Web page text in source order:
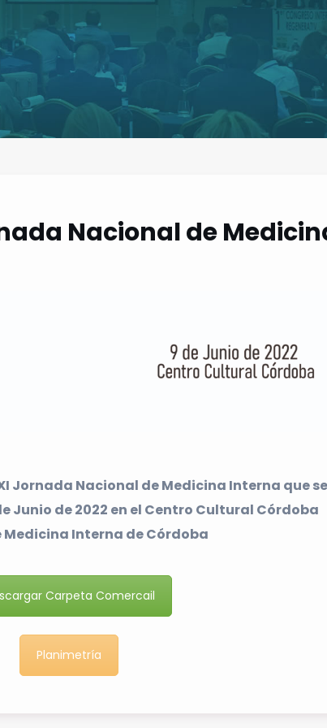
Nacional de
Jornada Nacional de Medicina Interna que se
Junio de 2022 en el Centro Cultural Córdoba
Interna de Córdoba
Carpeta Comercail
Planimetría